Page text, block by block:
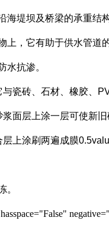
海堤坝及桥梁的承重结
上，它有助于供水管
水抗渗。
瓷砖、石材、橡胶、
面层上涂一层可使新
层上涂刷两遍成膜0.5
。